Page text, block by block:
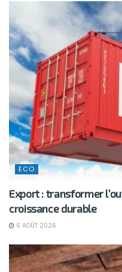
ECO
Export : transformer
croissance durable
6 AOÛT 2026